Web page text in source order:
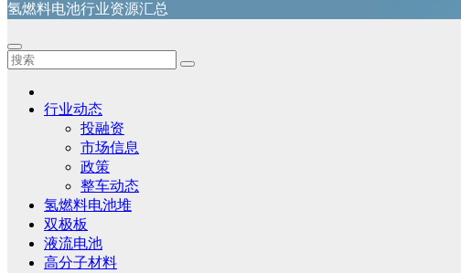
氢燃料电池行业资源汇总
行业动态
投融资
市场信息
政策
整车动态
氢燃料电池堆
双极板
液流电池
高分子材料